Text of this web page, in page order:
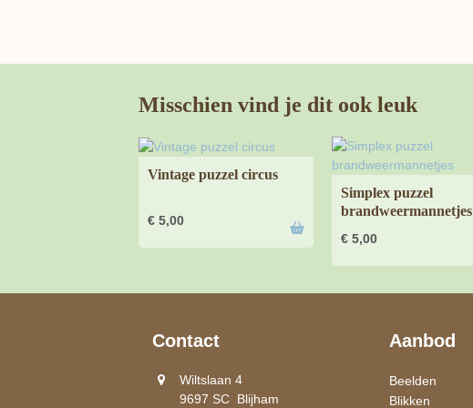
Misschien vind je dit ook leuk
Vintage puzzel circus
€ 5,00
Simplex puzzel
brandweermannetjes
€ 5,00
Contact
Wiltslaan 4
9697 SC Blijham
Aanbod
Beelden
Blikken